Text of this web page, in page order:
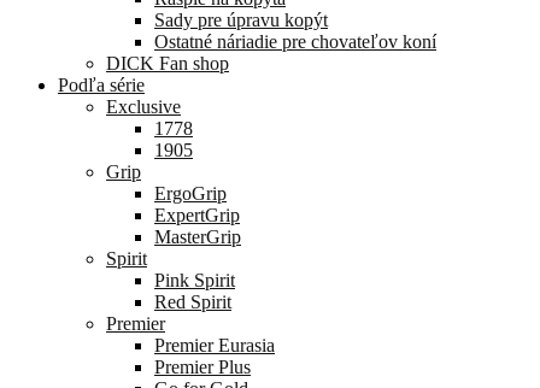
Sady pre úpravu kopýt
Ostatné náriadie pre chovateľov koní
DICK Fan shop
Podľa série
Exclusive
1778
1905
Grip
ErgoGrip
ExpertGrip
MasterGrip
Spirit
Pink Spirit
Red Spirit
Premier
Premier Eurasia
Premier Plus